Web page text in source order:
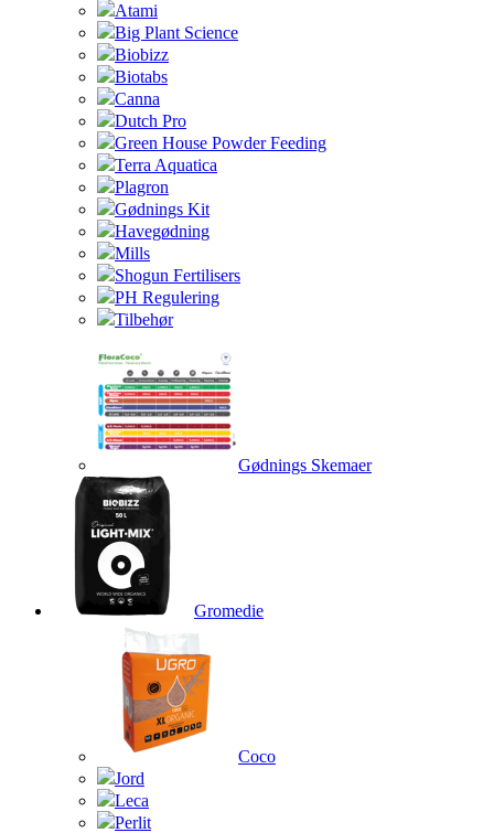
Atami
Big Plant Science
Biobizz
Biotabs
Canna
Dutch Pro
Green House Powder Feeding
Terra Aquatica
Plagron
Gødnings Kit
Havegødning
Mills
Shogun Fertilisers
PH Regulering
Tilbehør
Gødnings Skemaer
Gromedie
Coco
Jord
Leca
Perlit